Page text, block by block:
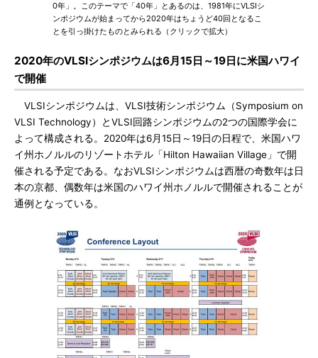
0年」。このテーマで「40年」とあるのは、1981年にVLSIシ
ンポジウムが始まってから2020年はちょうど40回となるこ
とを引っ掛けたものとみられる（クリックで拡大）
2020年のVLSIシンポジウムは6月15日～19日に米国ハワイ
で開催
VLSIシンポジウムは、VLSI技術シンポジウム（Symposium on
VLSI Technology）とVLSI回路シンポジウムの2つの国際学会に
よって構成される。2020年は6月15日～19日の日程で、米国ハワ
イ州ホノルルのリゾートホテル「Hilton Hawaiian Village」で開
催される予定である。なおVLSIシンポジウムは西暦の奇数年は日
本の京都、偶数年は米国のハワイ州ホノルルで開催されることが
通例となっている。